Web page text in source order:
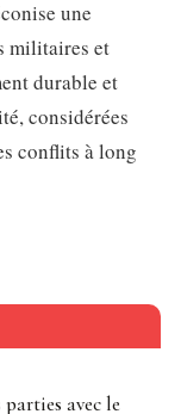
une
militaires et
durable et
considérées
conflits à long
avec le